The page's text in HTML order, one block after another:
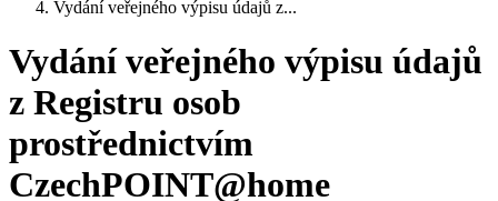
Vydání veřejného výpisu údajů z...
Vydání veřejného výpisu údajů
z Registru osob
prostřednictvím
CzechPOINT@home